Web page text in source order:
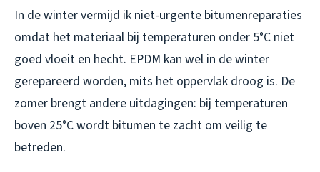
In de winter vermijd ik niet-urgente bitumenreparaties
omdat het materiaal bij temperaturen onder 5°C niet
goed vloeit en hecht. EPDM kan wel in de winter
gerepareerd worden, mits het oppervlak droog is. De
zomer brengt andere uitdagingen: bij temperaturen
boven 25°C wordt bitumen te zacht om veilig te
betreden.